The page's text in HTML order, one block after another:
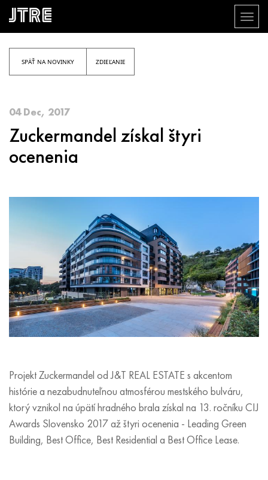
Skočiť
na
hlavnýSPÄŤ NA NOVINKY ZDIEĽANIE
04 Dec, 2017
Zuckermandel získal štyri
ocenenia
Projekt Zuckermandel od J&T REAL ESTATE s akcentom
histórie a nezabudnuteľnou atmosférou mestského bulváru,
ktorý vznikol na úpätí hradného brala získal na 13. ročníku CIJ
Awards Slovensko 2017 až štyri ocenenia - Leading Green
Building, Best Office, Best Residential a Best Office Lease.